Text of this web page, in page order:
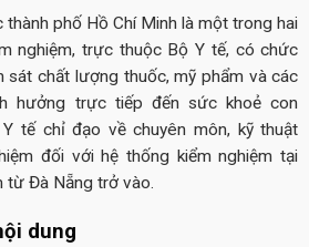
thành phố Hồ Chí Minh là một trong hai
nghiệm, trực thuộc Bộ Y tế, có chức
sát chất lượng thuốc, mỹ phẩm và các
hưởng trực tiếp đến sức khoẻ con
tế chỉ đạo về chuyên môn, kỹ thuật
đối với hệ thống kiểm nghiệm tại
từ Đà Nẵng trở vào.
dung